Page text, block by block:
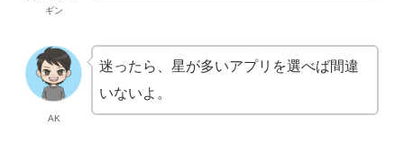
ギン
AK
迷ったら、星が多いアプリを選べば間違
いないよ。